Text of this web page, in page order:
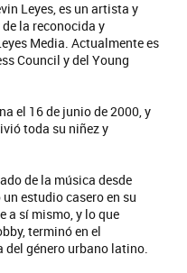
Leyes, es un artista y
la reconocida y
Media. Actualmente es
Council y del Young
el 16 de junio de 2000, y
toda su niñez y
de la música desde
estudio casero en su
a sí mismo, y lo que
terminó en el
del género urbano latino.